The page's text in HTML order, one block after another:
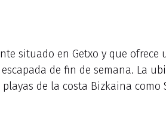
situado en Getxo y que
de fin de semana. La
de la costa Bizkaina como